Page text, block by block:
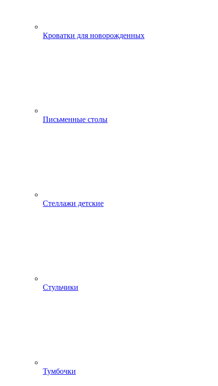
Кроватки для новорожденных
Письменные столы
Стеллажи детские
Стульчики
Тумбочки